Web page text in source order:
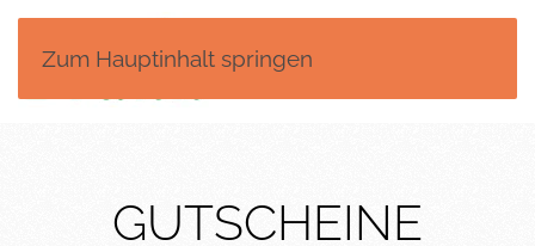
Zum Hauptinhalt springen
GUTSCHEINE